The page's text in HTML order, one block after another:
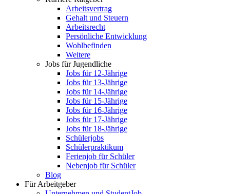
Arbeitsvertrag
Gehalt und Steuern
Arbeitsrecht
Persönliche Entwicklung
Wohlbefinden
Weitere
Jobs für Jugendliche
Jobs für 12-Jährige
Jobs für 13-Jährige
Jobs für 14-Jährige
Jobs für 15-Jährige
Jobs für 16-Jährige
Jobs für 17-Jährige
Jobs für 18-Jährige
Schülerjobs
Schülerpraktikum
Ferienjob für Schüler
Nebenjob für Schüler
Blog
Für Arbeitgeber